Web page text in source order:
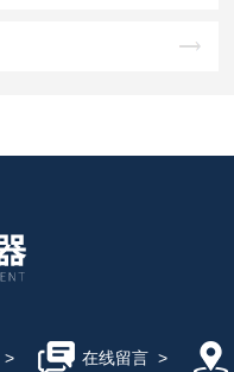
> 在线留言>